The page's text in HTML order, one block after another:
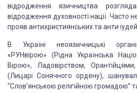
відродження язичництва
відродження духовності нації. Часто
прояв антихристиянських та анти
В Україні неоязичницькі
«РУНвірою» (Рідна Українська
Вірою», Ладовірством,
(Лицарі Сонячного ордену),
“Слов’янською релігійною громадою”